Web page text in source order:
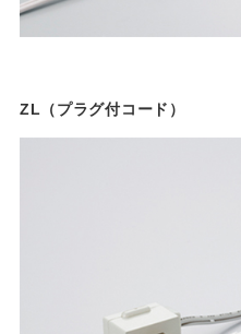
ZL（プラグ付コード）